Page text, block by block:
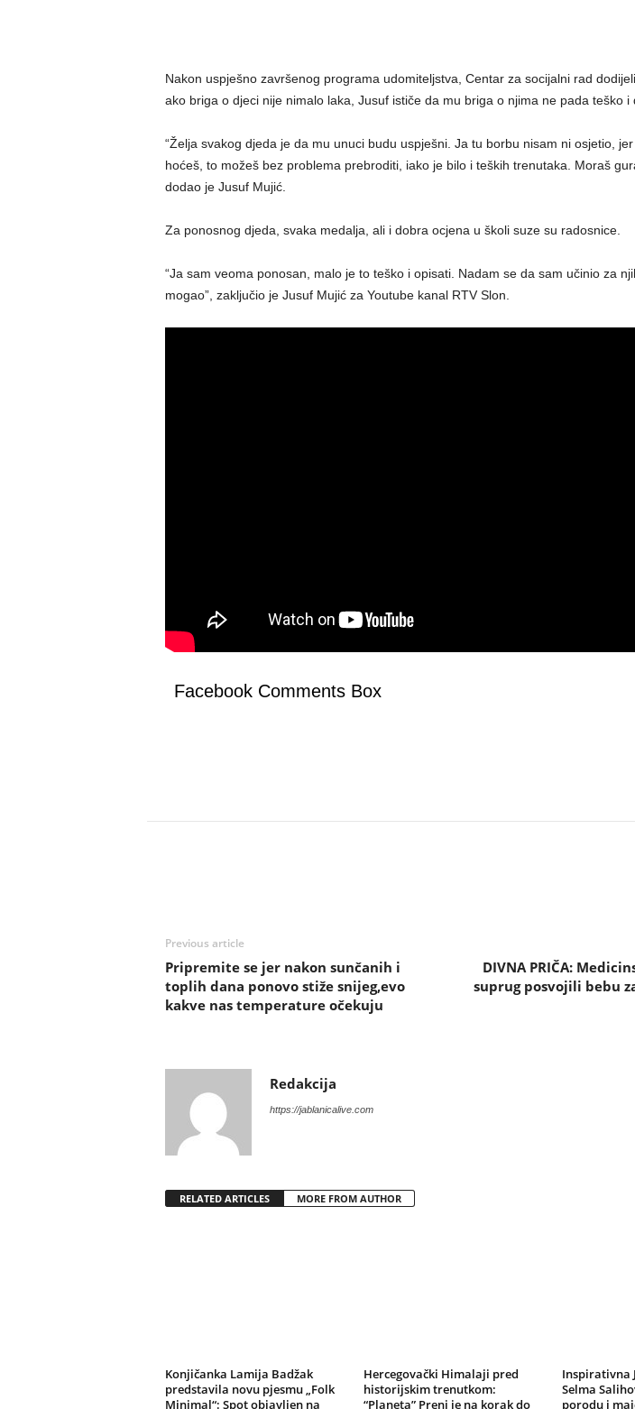
Nakon uspješno završenog programa udomiteljstva, Centar za socijalni rad
ako briga o djeci nije nimalo laka, Jusuf ističe da mu briga o njima ne pada teško i
“Želja svakog djeda je da mu unuci budu uspješni. Ja tu borbu nisam ni osjetio,
hoćeš, to možeš bez problema prebroditi, iako je bilo i teških trenutaka. Moraš
dodao je Jusuf Mujić.
Za ponosnog djeda, svaka medalja, ali i dobra ocjena u školi suze su radosnice.
“Ja sam veoma ponosan, malo je to teško i opisati. Nadam se da sam učinio za
mogao”, zaključio je Jusuf Mujić za Youtube kanal RTV Slon.
Facebook Comments Box
Previous article
Pripremite se jer nakon sunčanih i
toplih dana ponovo stiže snijeg,evo
kakve nas temperature očekuju
DIVNA PRIČA:
suprug posvojili bebu
Redakcija
https://jablanicalive.com
RELATED ARTICLES MORE FROM AUTHOR
Konjičanka Lamija Badžak
predstavila novu pjesmu „Folk
Minimal“: Spot objavljen na
Hercegovački Himalaji pred
historijskim trenutkom:
“Planeta” Prenj je na korak do
Inspirativna
Selma
porodu i